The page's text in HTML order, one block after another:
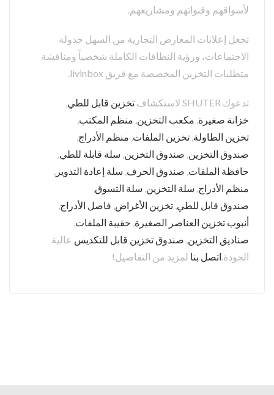
لأسواقهم وقنواتهم ومشاريعهم.
تجعل إعلانات المعارض التجارية من السهل جدولة
الاجتماعات، ورؤية النطاقات الكاملة شخصياً ومناقشة
متطلبات التخزين المخصصة مع فريق livinbox.
تدعوك SHUTER لاستكشاف تخزين قابل للطي
خزانة صغيرة مكعب التخزين منظم المكتب
تخزين الطاولة تخزين الملفات منظم الأدراج
صندوق التخزين صندوق التخزين سلة قابلة للطي
حافظة الملفات صندوق الحرف سلة إعادة التدوير
منظم الأدراج سلة التخزين سلة التسوق
صندوق قابل للطي تخزين الأغراض فاصل الأدراج
أنبوب تخزين العناصر الصغيرة حقيبة الملفات
صناديق التخزين صندوق تخزين قابل للتكديس عالية
الجودة. اتصل بنا لمزيد من التفاصيل!